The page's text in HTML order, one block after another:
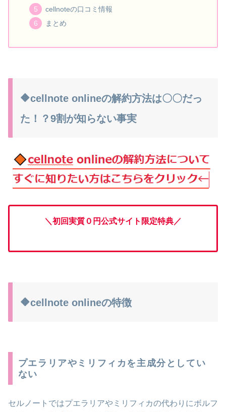
cellnoteの口コミ情報
まとめ
🔶cellnote onlineの解約方法は〇〇だっ
た！？9割が知らない事実
＼初回実質０円公式サイト限定特典／
🔶cellnote onlineの特徴
プエラリアやミリフィカを主成分としてい
ない
セルノートではプエラリアやミリフィカの代わりにボルフ